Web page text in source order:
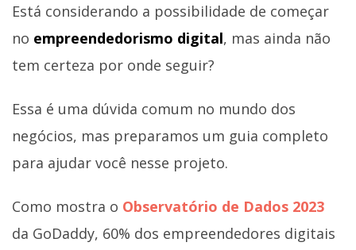
Está considerando a possibilidade de começar
no empreendedorismo digital, mas ainda não
tem certeza por onde seguir?
Essa é uma dúvida comum no mundo dos
negócios, mas preparamos um guia completo
para ajudar você nesse projeto.
Como mostra o Observatório de Dados 2023
da GoDaddy, 60% dos empreendedores digitais